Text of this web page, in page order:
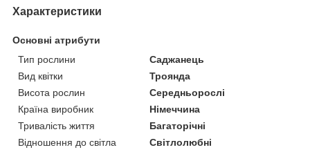
Характеристики
Основні атрибути
Тип рослини
Саджанець
Вид квітки
Троянда
Висота рослин
Середньорослі
Країна виробник
Німеччина
Тривалість життя
Багаторічні
Відношення до світла
Світлолюбні